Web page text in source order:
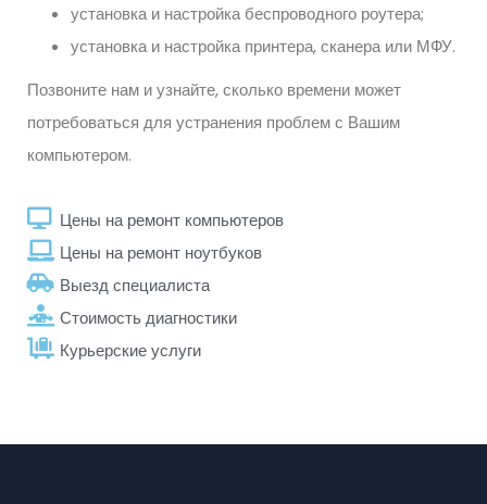
установка и настройка беспроводного роутера;
установка и настройка принтера, сканера или МФУ.
Позвоните нам и узнайте, сколько времени может
потребоваться для устранения проблем с Вашим
компьютером.
Цены на ремонт компьютеров
Цены на ремонт ноутбуков
Выезд специалиста
Стоимость диагностики
Курьерские услуги